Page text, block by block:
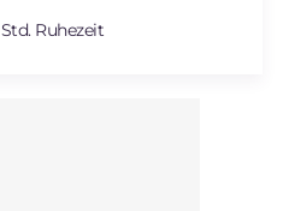
Ruhezeit